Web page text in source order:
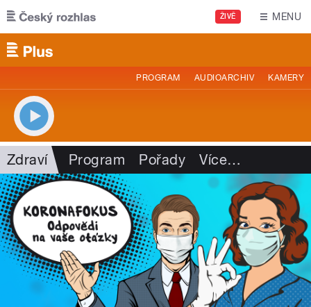
Přejít k hlavnímu obsahu
ŽIVĚ MENU
PROGRAM AUDIOARCHIV KAMERY
Zdraví Program Pořady Více…